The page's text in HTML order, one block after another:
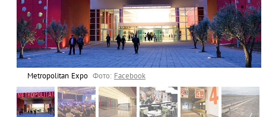
Metropolitan Expo Фото: Facebook